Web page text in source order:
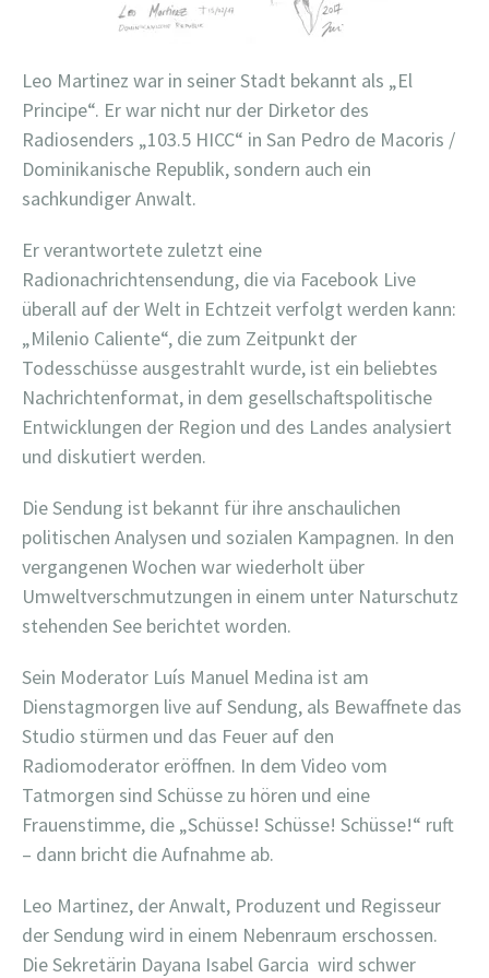
Leo Martinez war in seiner Stadt bekannt als „El
Principe“. Er war nicht nur der Dirketor des
Radiosenders „103.5 HICC“ in San Pedro de Macoris /
Dominikanische Republik, sondern auch ein
sachkundiger Anwalt.
Er verantwortete zuletzt eine
Radionachrichtensendung, die via Facebook Live
überall auf der Welt in Echtzeit verfolgt werden kann:
„Milenio Caliente“, die zum Zeitpunkt der
Todesschüsse ausgestrahlt wurde, ist ein beliebtes
Nachrichtenformat, in dem gesellschaftspolitische
Entwicklungen der Region und des Landes analysiert
und diskutiert werden.
Die Sendung ist bekannt für ihre anschaulichen
politischen Analysen und sozialen Kampagnen. In den
vergangenen Wochen war wiederholt über
Umweltverschmutzungen in einem unter Naturschutz
stehenden See berichtet worden.
Sein Moderator Luís Manuel Medina ist am
Dienstagmorgen live auf Sendung, als Bewaffnete das
Studio stürmen und das Feuer auf den
Radiomoderator eröffnen. In dem Video vom
Tatmorgen sind Schüsse zu hören und eine
Frauenstimme, die „Schüsse! Schüsse! Schüsse!“ ruft
– dann bricht die Aufnahme ab.
Leo Martinez, der Anwalt, Produzent und Regisseur
der Sendung wird in einem Nebenraum erschossen.
Die Sekretärin Dayana Isabel Garcia wird schwer